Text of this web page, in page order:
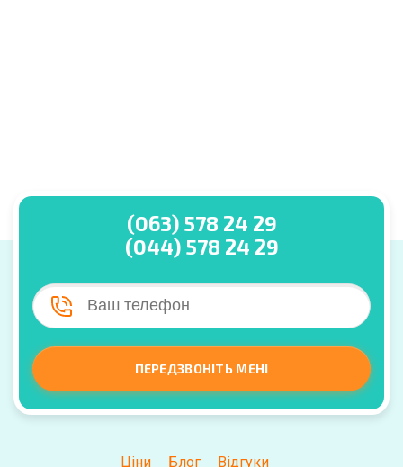
(063) 578 24 29
(044) 578 24 29
ПЕРЕДЗВОНІТЬ МЕНІ
Ціни Блог Відгуки